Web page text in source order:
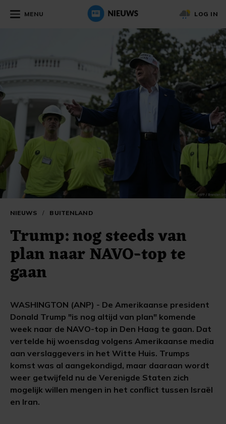
MENU LOG IN
NIEUWS / BUITENLAND
Trump: nog steeds van
plan naar NAVO-top te
gaan
WASHINGTON (ANP) - De Amerikaanse president
Donald Trump "is nog altijd van plan" komende
week naar de NAVO-top in Den Haag te gaan. Dat
vertelde hij woensdag volgens Amerikaanse media
aan verslaggevers in het Witte Huis. Trumps
komst was al aangekondigd, maar daaraan wordt
weer getwijfeld nu de Verenigde Staten zich
mogelijk willen mengen in het conflict tussen Israël
en Iran.